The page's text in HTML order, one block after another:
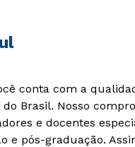
conta com a
Brasil. Nosso
e docentes
e pós-graduação.